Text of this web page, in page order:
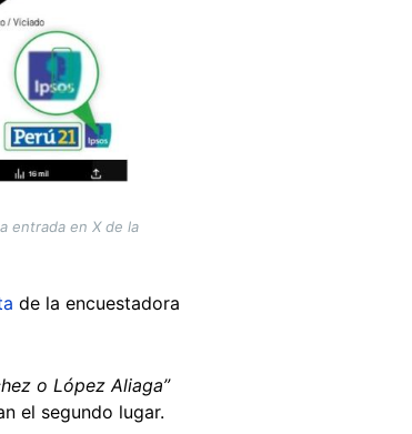
entrada en X de la
de la encuestadora
o López Aliaga”
el segundo lugar.